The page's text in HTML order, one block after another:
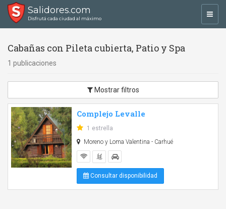
Salidores.com
Disfrutá cada ciudad al máximo
Cabañas con Pileta cubierta, Patio y Spa
1 publicaciones
Mostrar filtros
Complejo Levalle
1 estrella
Moreno y Loma Valentina - Carhué
Consultar disponibilidad